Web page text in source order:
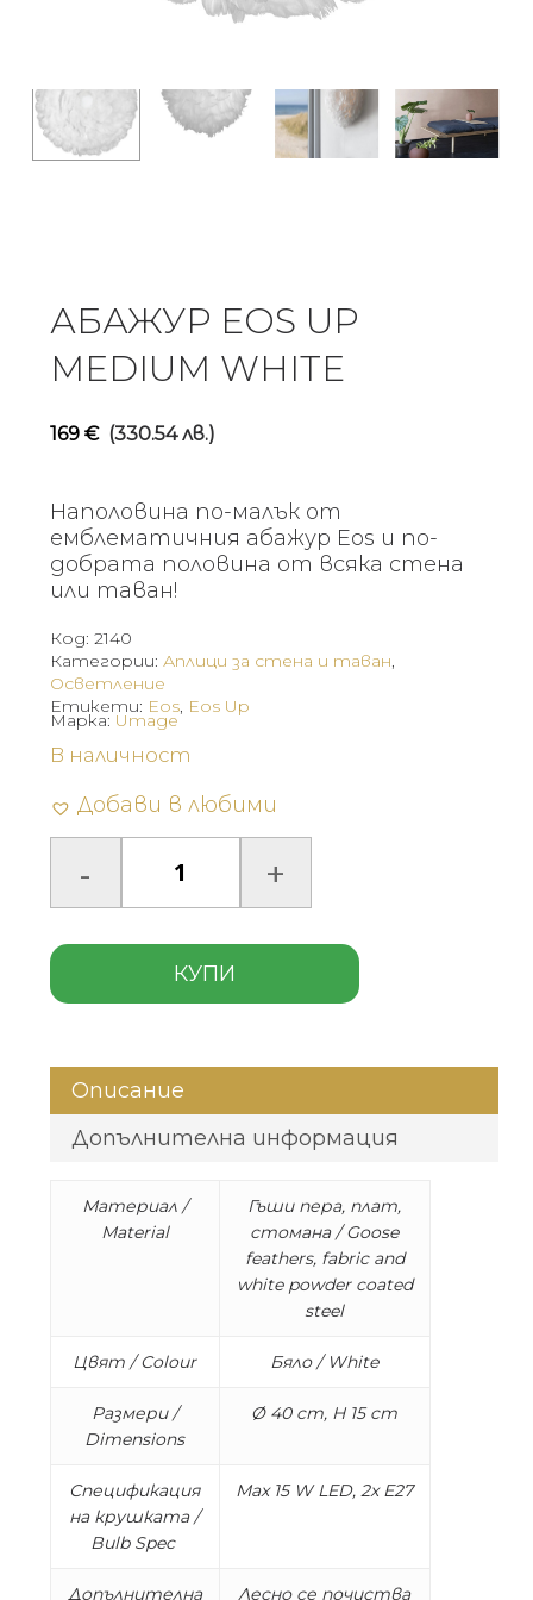
АБАЖУР EOS UP
MEDIUM WHITE
169 € (330.54 лв.)
Наполовина по-малък от
емблематичния абажур Eos и по-
добрата половина от всяка стена
или таван!
Код: 2140
Категории: Аплици за стена и таван,
Осветление
Етикети: Eos, Eos Up
В наличност
Добави в любими
КУПИ
Марка: Umage
Описание
Допълнителна информация
Материал /
Material
Гъши пера, плат,
стомана / Goose
feathers, fabric and
white powder coated
steel
Цвят / Colour Бяло / White
Размери /
Dimensions
Ø 40 cm, H 15 cm
Спецификация
на крушката /
Bulb Spec
Max 15 W LED, 2x E27
Допълнителна Лесно се почиства